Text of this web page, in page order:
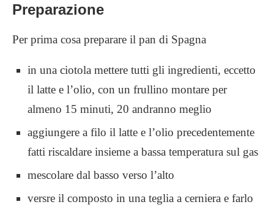
Preparazione
Per prima cosa preparare il pan di Spagna
in una ciotola mettere tutti gli ingredienti, eccetto
il latte e l’olio, con un frullino montare per
almeno 15 minuti, 20 andranno meglio
aggiungere a filo il latte e l’olio precedentemente
fatti riscaldare insieme a bassa temperatura sul gas
mescolare dal basso verso l’alto
versre il composto in una teglia a cerniera e farlo